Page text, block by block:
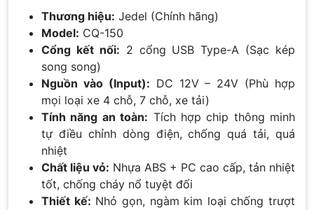
Thương hiệu: Jedel (Chính hãng)
Model: CQ-150
Cổng kết nối: 2 cổng USB Type-A (Sạc kép
song song)
Nguồn vào (Input): DC 12V – 24V (Phù hợp
mọi loại xe 4 chỗ, 7 chỗ, xe tải)
Tính năng an toàn: Tích hợp chip thông minh
tự điều chỉnh dòng điện, chống quá tải, quá
nhiệt
Chất liệu vỏ: Nhựa ABS + PC cao cấp, tản nhiệt
tốt, chống cháy nổ tuyệt đối
Thiết kế: Nhỏ gọn, ngàm kim loại chống trượt